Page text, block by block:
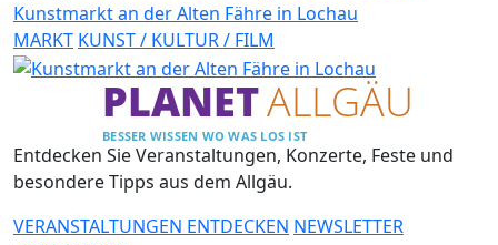
Kunstmarkt an der Alten Fähre in Lochau
MARKT KUNST / KULTUR / FILM
PLANETALLGÄU
BESSER WISSEN WO WAS LOS IST
Entdecken Sie Veranstaltungen, Konzerte, Feste und
besondere Tipps aus dem Allgäu.
VERANSTALTUNGEN ENTDECKEN NEWSLETTER